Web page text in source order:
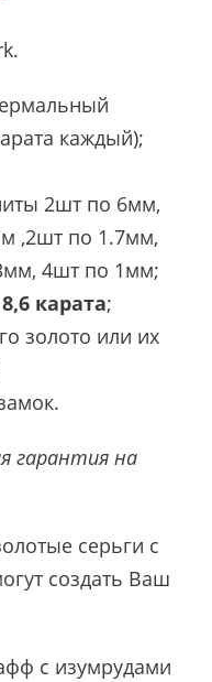
.
каждый);
2шт по 6мм,
,2шт по 1.7мм,
4шт по 1мм;
8,6 карата;
золото или их
гарантия на
серьги с
создать Ваш
с изумрудами